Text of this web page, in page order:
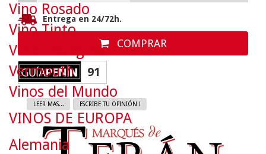
Entrega en 24/72h.
COMPRAR
91
LEER MAS... ESCRIBE TU OPINIÓN !
Vino Rosado
Vino Tinto
Vino Ecológico
Vermouth
Vinos del Mundo
VINOS DE EUROPA
Alemania